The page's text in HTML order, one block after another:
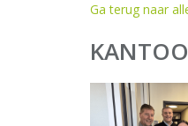
Ga terug naar